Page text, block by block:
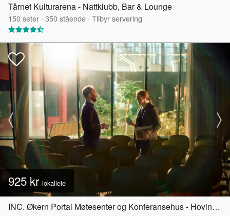
Tårnet Kulturarena - Nattklubb, Bar & Lounge
150seter · 350stående · Tilbyr servering
925 kr lokalleie
INC. Økern Portal Møtesenter og Konferansehus - Hovinbyen